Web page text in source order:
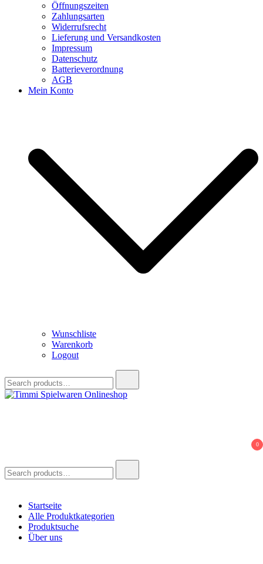
Öffnungszeiten
Zahlungsarten
Widerrufsrecht
Lieferung und Versandkosten
Impressum
Datenschutz
Batterieverordnung
AGB
Mein Konto
Wunschliste
Warenkorb
Logout
for:
0
for:
Startseite
Alle Produktkategorien
Produktsuche
Über uns